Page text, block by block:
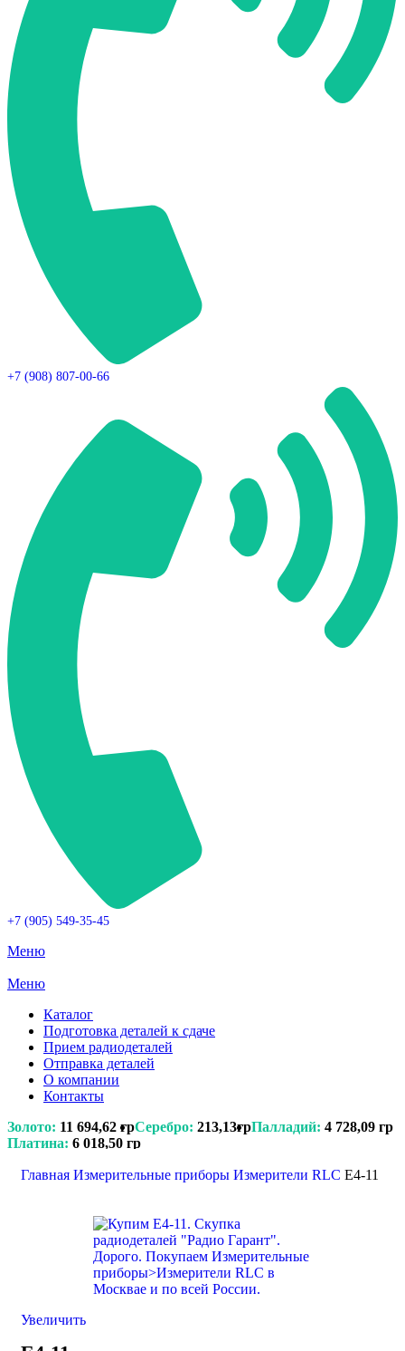
+7 (908) 807-00-66
+7 (905) 549-35-45
Меню
Меню
Каталог
Подготовка деталей к сдаче
Прием радиодеталей
Отправка деталей
О компании
Контакты
Золото: 11 694,62 грСеребро: 213,13грПалладий: 4 728,09 гр
Платина: 6 018,50 гр
Поиск
Главная Измерительные приборы Измерители RLС E4-11
Увеличить